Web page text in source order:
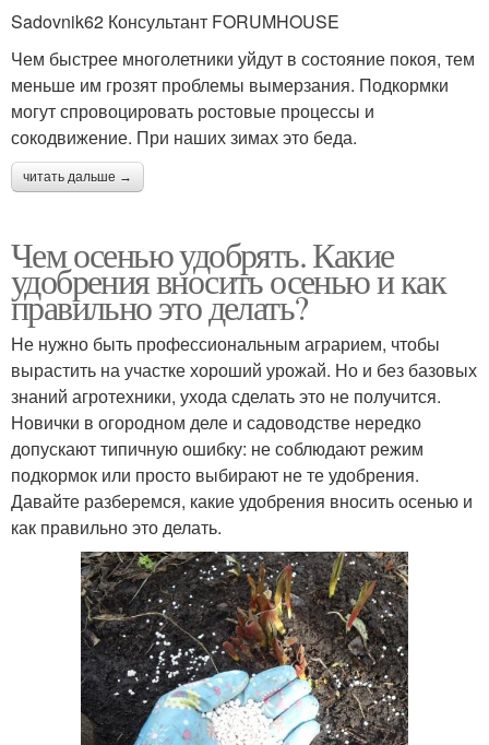
Sadovnik62 Консультант FORUMHOUSE
Чем быстрее многолетники уйдут в состояние покоя, тем
меньше им грозят проблемы вымерзания. Подкормки
могут спровоцировать ростовые процессы и
сокодвижение. При наших зимах это беда.
читать дальше →
Чем осенью удобрять. Какие
удобрения вносить осенью и как
правильно это делать?
Не нужно быть профессиональным аграрием, чтобы
вырастить на участке хороший урожай. Но и без базовых
знаний агротехники, ухода сделать это не получится.
Новички в огородном деле и садоводстве нередко
допускают типичную ошибку: не соблюдают режим
подкормок или просто выбирают не те удобрения.
Давайте разберемся, какие удобрения вносить осенью и
как правильно это делать.